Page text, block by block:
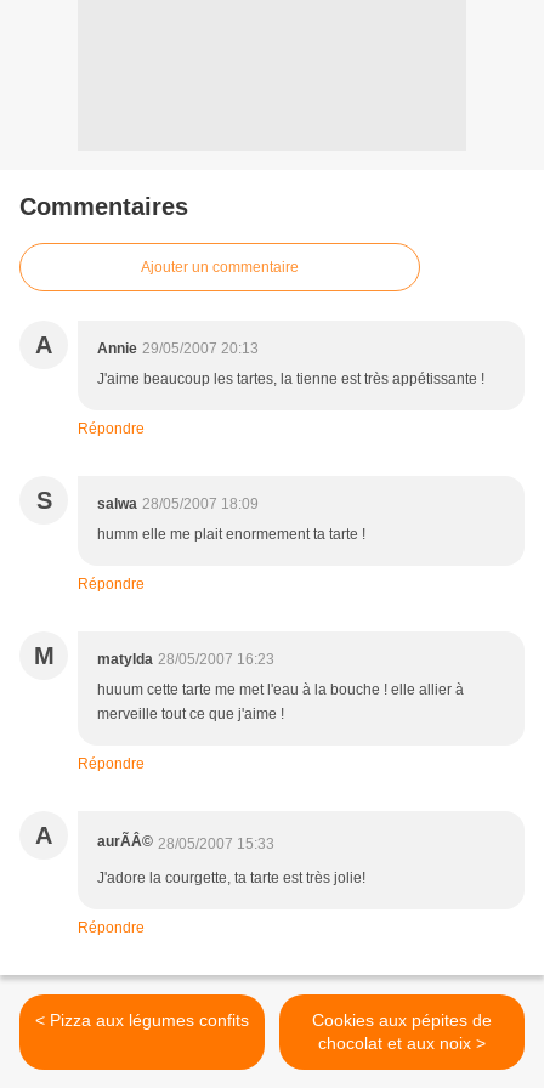
Commentaires
Ajouter un commentaire
A Annie 29/05/2007 20:13
J'aime beaucoup les tartes, la tienne est très appétissante !
Répondre
S salwa 28/05/2007 18:09
humm elle me plait enormement ta tarte !
Répondre
M matylda 28/05/2007 16:23
huuum cette tarte me met l'eau à la bouche ! elle allier à
merveille tout ce que j'aime !
Répondre
A aurÃÂ© 28/05/2007 15:33
J'adore la courgette, ta tarte est très jolie!
Répondre
< Pizza aux légumes confits
Cookies aux pépites de
chocolat et aux noix >